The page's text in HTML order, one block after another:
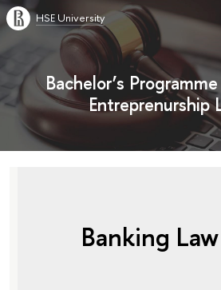
HSE University
Bachelor’s
Entreprenurship
Banking Law